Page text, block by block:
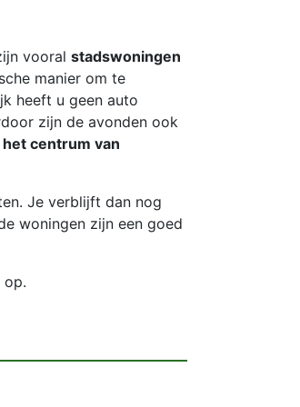
vooral stadswoningen
manier om te
heeft u geen auto
zijn de avonden ook
het centrum van
Je verblijft dan nog
woningen zijn een goed
op.